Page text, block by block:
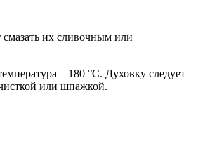
их сливочным или
– 180 °С. Духовку следует
или шпажкой.